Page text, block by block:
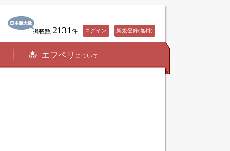
掲載数 2131 件 ログイン 新規登録(無料)
エフペリ について